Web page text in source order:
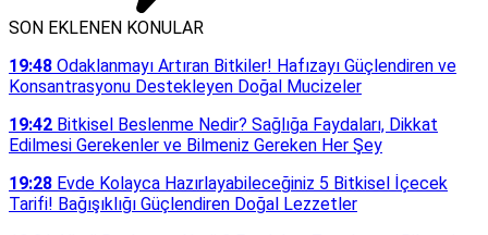
SON EKLENEN KONULAR
19:48 Odaklanmayı Artıran Bitkiler! Hafızayı Güçlendiren ve
Konsantrasyonu Destekleyen Doğal Mucizeler
19:42 Bitkisel Beslenme Nedir? Sağlığa Faydaları, Dikkat
Edilmesi Gerekenler ve Bilmeniz Gereken Her Şey
19:28 Evde Kolayca Hazırlayabileceğiniz 5 Bitkisel İçecek
Tarifi! Bağışıklığı Güçlendiren Doğal Lezzetler